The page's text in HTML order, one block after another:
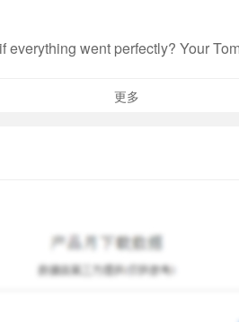
went perfectly? Your
with Bluetooth Smart (4.1 or
to the internet to exchange
S5, S5 Mini, S5 Plus, S4, S4
更多